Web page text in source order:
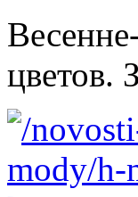
цветов.